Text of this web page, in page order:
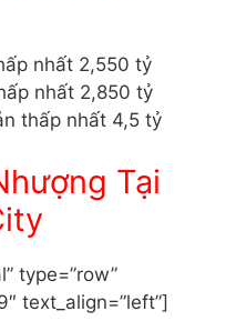
nhất 2,550 tỷ
nhất 2,850 tỷ
thấp nhất 4,5 tỷ
Tại
type=”row”
text_align=”left”]